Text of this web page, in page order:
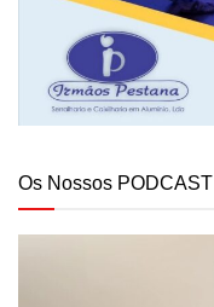
Os Nossos PODCAST